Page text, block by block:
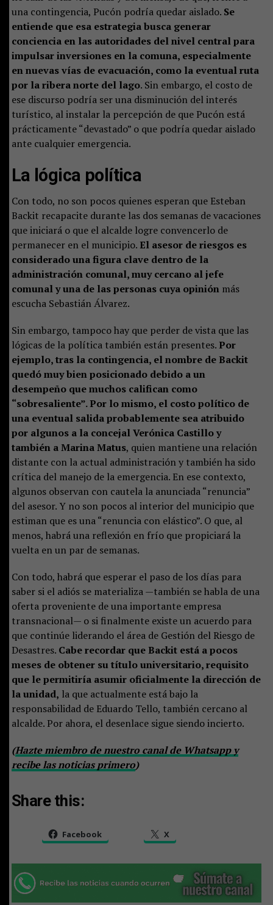
una contingencia, Pucón podría quedar aislado. Se
entiende que esa estrategia busca generar
conciencia en las autoridades del nivel central para
impulsar inversiones en la comuna, especialmente
en nuevas vías de evacuación, como la eventual ruta
por la ribera norte del lago. Sin embargo, el costo de
ese discurso podría ser una disminución del interés
turístico, al instalar la percepción de que Pucón está
prácticamente “devastado” o que podría quedar aislado
ante cualquier emergencia.
La lógica política
Con todo, no son pocos quienes esperan que Esteban
Backit recapacite durante las dos semanas de vacaciones
que iniciará o que el alcalde logre convencerlo de
permanecer en el municipio. El asesor de riesgos es
considerado una figura clave dentro de la
administración comunal, muy cercano al jefe
comunal y una de las personas cuya opiniónmás
escucha Sebastián Álvarez.
Sin embargo, tampoco hay que perder de vista que las
lógicas de la política también están presentes. Por
ejemplo, tras la contingencia, el nombre de Backit
quedó muy bien posicionado debido a un
desempeño que muchos califican como
“sobresaliente”. Por lo mismo, el costo político de
una eventual salida probablemente sea atribuido
por algunos a la concejal Verónica Castillo y
también a Marina Matus, quien mantiene una relación
distante con la actual administración y también ha sido
crítica del manejo de la emergencia. En ese contexto,
algunos observan con cautela la anunciada “renuncia”
del asesor. Y no son pocos al interior del municipio que
estiman que es una “renuncia con elástico”. O que, al
menos, habrá una reflexión en frío que propiciará la
vuelta en un par de semanas.
Con todo, habrá que esperar el paso de los días para
saber si el adiós se materializa —también se habla de una
oferta proveniente de una importante empresa
transnacional— o si finalmente existe un acuerdo para
que continúe liderando el área de Gestión del Riesgo de
Desastres. Cabe recordar que Backit está a pocos
meses de obtener su título universitario, requisito
que le permitiría asumir oficialmente la dirección de
la unidad, la que actualmente está bajo la
responsabilidad de Eduardo Tello, también cercano al
alcalde. Por ahora, el desenlace sigue siendo incierto.
(Hazte miembro de nuestro canal de Whatsapp y
recibe las noticias primero)
Share this:
Facebook X